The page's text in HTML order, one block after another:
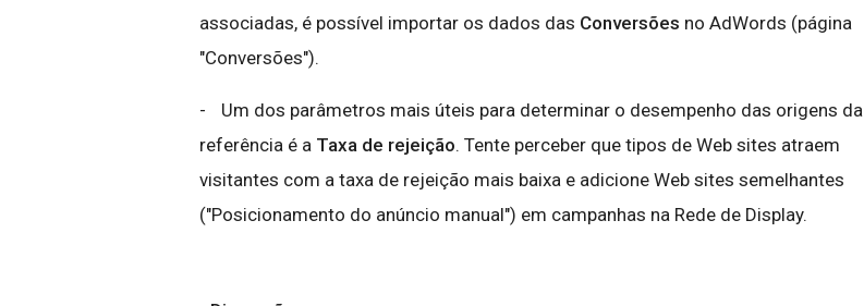
associadas, é possível importar os dados das Conversões no AdWords (página
"Conversões").
- Um dos parâmetros mais úteis para determinar o desempenho das origens da
referência é a Taxa de rejeição. Tente perceber que tipos de Web sites atraem
visitantes com a taxa de rejeição mais baixa e adicione Web sites semelhantes
("Posicionamento do anúncio manual") em campanhas na Rede de Display.